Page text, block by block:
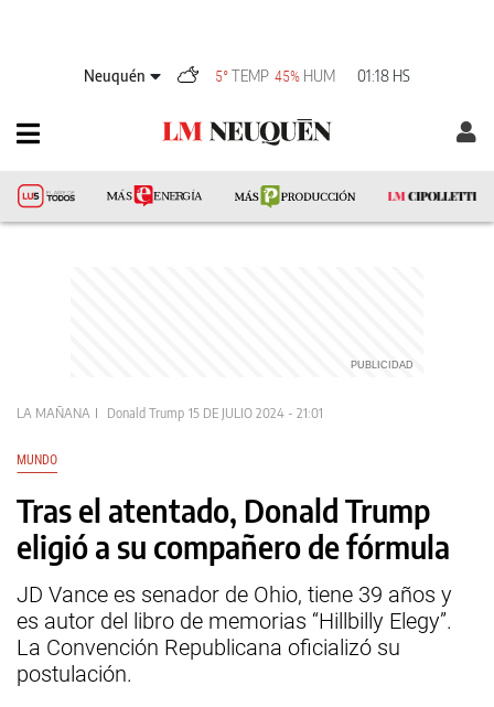
Neuquén 5°TEMP 45% HUM 01:18 HS
LA MAÑANA Donald Trump 15 DE JULIO 2024 - 21:01
MUNDO
Tras el atentado, Donald Trump
eligió a su compañero de fórmula
JD Vance es senador de Ohio, tiene 39 años y
es autor del libro de memorias “Hillbilly Elegy”.
La Convención Republicana oficializó su
postulación.